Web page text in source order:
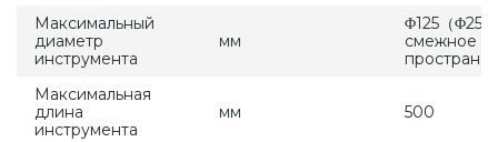
Максимальный
диаметр
инструмента
мм
Φ125（Φ250
смежное
Максимальная
длина
инструмента
мм 500